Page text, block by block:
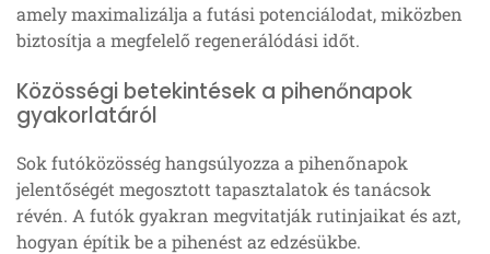
amely maximalizálja a futási potenciálodat, miközben
biztosítja a megfelelő regenerálódási időt.
Közösségi betekintések a pihenőnapok
gyakorlatáról
Sok futóközösség hangsúlyozza a pihenőnapok
jelentőségét megosztott tapasztalatok és tanácsok
révén. A futók gyakran megvitatják rutinjaikat és azt,
hogyan építik be a pihenést az edzésükbe.